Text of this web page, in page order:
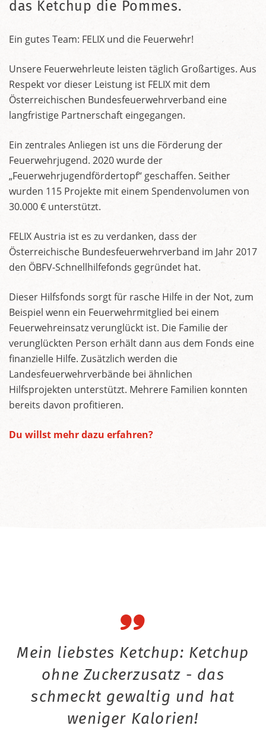
das Ketchup die Pommes.
Ein gutes Team: FELIX und die Feuerwehr!
Unsere Feuerwehrleute leisten täglich Großartiges. Aus
Respekt vor dieser Leistung ist FELIX mit dem
Österreichischen Bundesfeuerwehrverband eine
langfristige Partnerschaft eingegangen.
Ein zentrales Anliegen ist uns die Förderung der
Feuerwehrjugend. 2020 wurde der
„Feuerwehrjugendfördertopf“ geschaffen. Seither
wurden 115 Projekte mit einem Spendenvolumen von
30.000 € unterstützt.
FELIX Austria ist es zu verdanken, dass der
Österreichische Bundesfeuerwehrverband im Jahr 2017
den ÖBFV-Schnellhilfefonds gegründet hat.
Dieser Hilfsfonds sorgt für rasche Hilfe in der Not, zum
Beispiel wenn ein Feuerwehrmitglied bei einem
Feuerwehreinsatz verunglückt ist. Die Familie der
verunglückten Person erhält dann aus dem Fonds eine
finanzielle Hilfe. Zusätzlich werden die
Landesfeuerwehrverbände bei ähnlichen
Hilfsprojekten unterstützt. Mehrere Familien konnten
bereits davon profitieren.
Du willst mehr dazu erfahren?
Mein liebstes Ketchup: Ketchup
ohne Zuckerzusatz - das
schmeckt gewaltig und hat
weniger Kalorien!